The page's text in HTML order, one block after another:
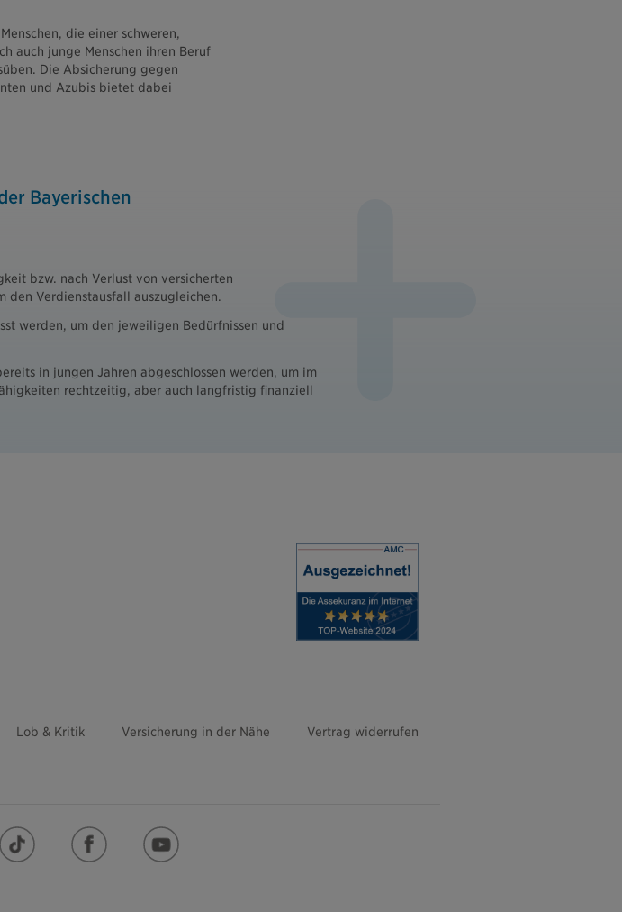
die einer schweren,
auch junge Menschen ihren Beruf
Die Absicherung gegen
und Azubis bietet dabei
Bayerischen
bzw. nach Verlust von versicherten
den Verdienstausfall auszugleichen.
werden, um den jeweiligen Bedürfnissen und
in jungen Jahren abgeschlossen werden, um im
rechtzeitig, aber auch langfristig finanziell
Lob & Kritik Versicherung in der Nähe Vertrag widerrufen